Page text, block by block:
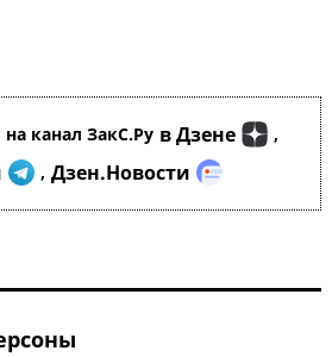
канал ЗакС.Ру в Дзене ,
, Дзен.Новости